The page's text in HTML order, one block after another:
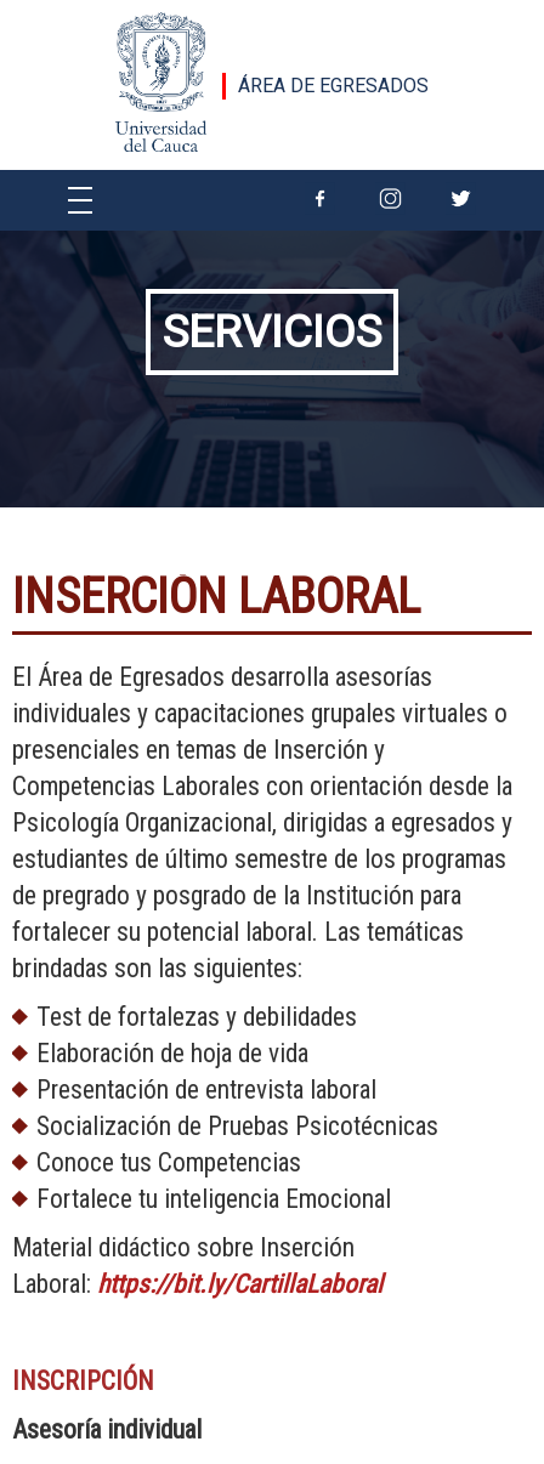
Pasar al contenido principal
ÁREA DE EGRESADOS
SERVICIOS
INSERCIÓN LABORAL
El Área de Egresados desarrolla asesorías
individuales y capacitaciones grupales virtuales o
presenciales en temas de Inserción y
Competencias Laborales con orientación desde la
Psicología Organizacional, dirigidas a egresados y
estudiantes de último semestre de los programas
de pregrado y posgrado de la Institución para
fortalecer su potencial laboral. Las temáticas
brindadas son las siguientes:
Test de fortalezas y debilidades
Elaboración de hoja de vida
Presentación de entrevista laboral
Socialización de Pruebas Psicotécnicas
Conoce tus Competencias
Fortalece tu inteligencia Emocional
Material didáctico sobre Inserción
Laboral: https://bit.ly/CartillaLaboral
INSCRIPCIÓN
Asesoría individual